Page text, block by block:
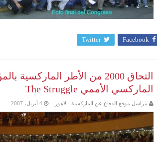
Facebook
Twitter
الماركسي الأممي The Struggle
مراسل موقع الدفاع عن الماركسية - لاهور 4 أبريل، 2007